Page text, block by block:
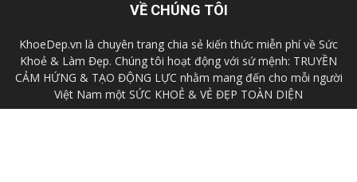
VỀ CHÚNG TÔI
KhoeDep.vn là chuyên trang chia sẻ kiến thức miễn phí về Sức
Khoẻ & Làm Đẹp. Chúng tôi hoạt động với sứ mệnh: TRUYỀN
CẢM HỨNG & TẠO ĐỘNG LỰC nhằm mang đến cho mỗi người
Việt Nam một SỨC KHOẺ & VẺ ĐẸP TOÀN DIỆN